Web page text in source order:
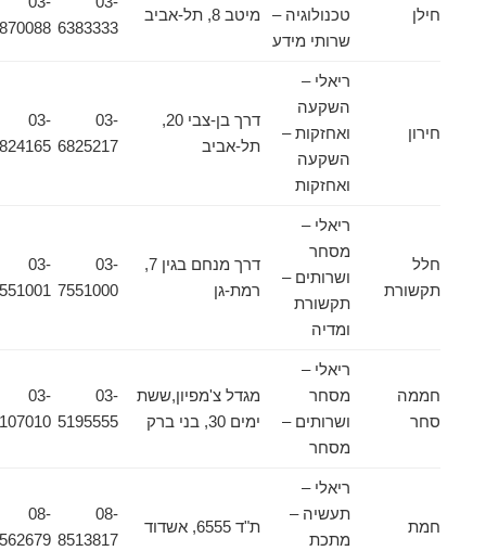
טכנולוגיה –
שרותי מידע
מיטב 8, תל-אביב
6383333
6870088
חירון
ריאלי –
השקעה
ואחזקות –
השקעה
ואחזקות
דרך בן-צבי 20,
תל-אביב
6825217
6824165
תקשורת
ריאלי –
מסחר
ושרותים –
תקשורת
ומדיה
דרך מנחם בגין 7,
רמת-גן
03-
7551000
7551001
חממה
ריאלי –
מסחר
ושרותים –
מסחר
מגדל צ'מפיון,ששת
ימים 30, בני ברק
03-
5195555
5107010
חמת
ריאלי –
תעשיה –
מתכת
8513817
8562679